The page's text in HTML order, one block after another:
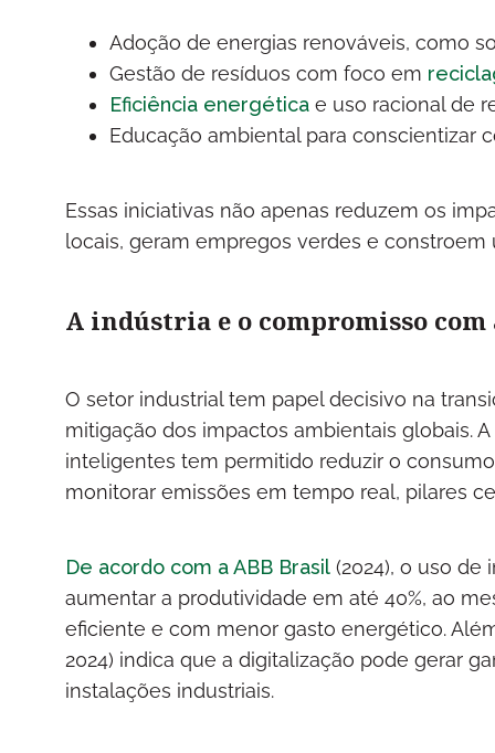
Adoção de energias renováveis, como
Gestão de resíduos com foco em
Eficiência energéticae uso racional de
Educação ambiental para conscientizar
Essas iniciativas não apenas reduzem os
locais, geram empregos verdes e
A indústria e o compromisso
O setor industrial tem papel decisivo na
mitigação dos impactos ambientais globais.
inteligentes tem permitido reduzir o
monitorar emissões em tempo real, pilares
De acordo com a ABB Brasil(2024), o uso de
aumentar a produtividade em até 40%, ao
eficiente e com menor gasto energético.
2024) indica que a digitalização pode gerar
instalações industriais.